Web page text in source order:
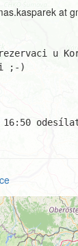
at
u
;-)